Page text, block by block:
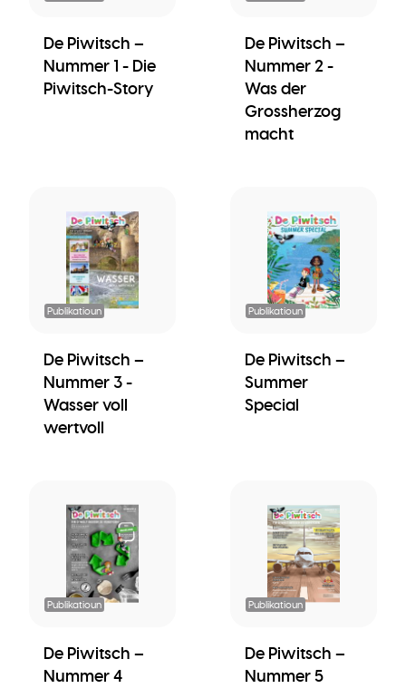
De Piwitsch –
Nummer 1 - Die
Piwitsch-Story
De Piwitsch –
Nummer 2 -
Was der
Grossherzog
macht
Publikatioun
De Piwitsch –
Nummer 3 -
Wasser voll
wertvoll
Publikatioun
De Piwitsch –
Summer
Special
Publikatioun
De Piwitsch –
Nummer 4
Publikatioun
De Piwitsch –
Nummer 5